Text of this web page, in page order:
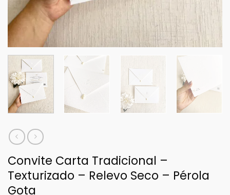
Convite Carta Tradicional –
Texturizado – Relevo Seco – Pérola
Gota